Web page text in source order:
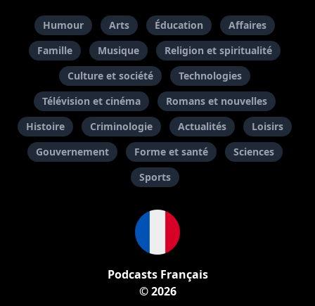
Humour Arts Éducation
Affaires
Famille
Musique
Religion et spiritualité
Culture et société
Technologies
Télévision et cinéma
Romans et nouvelles
Histoire
Criminologie Actualités
Loisirs
Gouvernement
Forme et santé
Sciences
Sports
Podcasts Français
© 2026